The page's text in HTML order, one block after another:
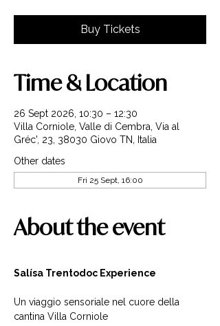
Buy Tickets
Time & Location
26 Sept 2026, 10:30 – 12:30
Villa Corniole, Valle di Cembra, Via al
Gréc', 23, 38030 Giovo TN, Italia
Other dates
Fri 25 Sept, 16:00
About the event
Salísa Trentodoc Experience
Un viaggio sensoriale nel cuore della
cantina Villa Corniole